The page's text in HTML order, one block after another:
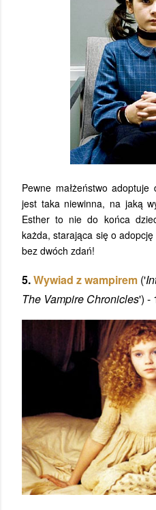
Pewne małżeństwo
jest taka niewinna, na jaką
Esther to nie do końca
każda, starająca się o
bez dwóch zdań!
5.Wywiad z wampirem ('
The Vampire Chronicles') -